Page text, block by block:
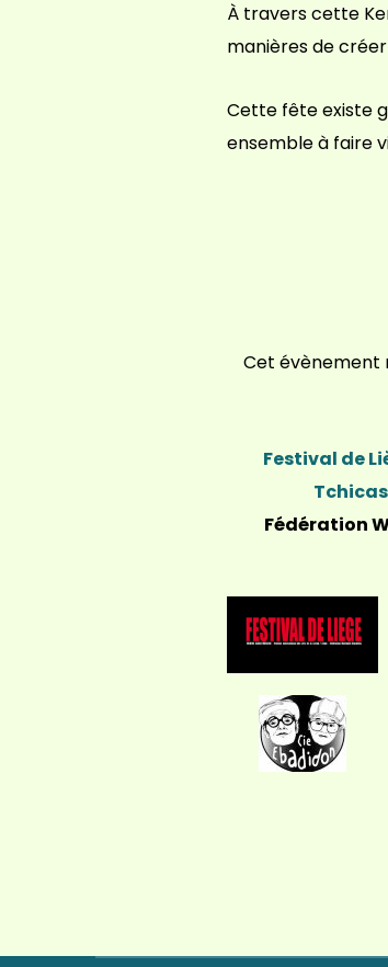
À travers cette
manières de
Cette fête existe
ensemble à faire
Cet évènement
Festival de
Fédération